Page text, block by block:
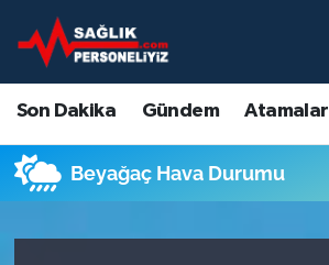
Son Dakika Gündem Atamalar
Beyağaç Hava Durumu
Son Dakika
Gündem
Atamalar
Nöbetçi Eczaneler
Hava Durumu
Namaz Vakitleri